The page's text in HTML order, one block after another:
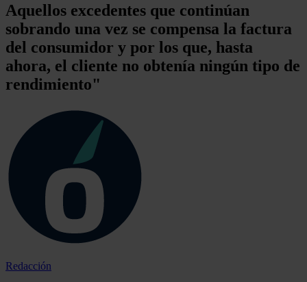
Aquellos excedentes que continúan
sobrando una vez se compensa la factura
del consumidor y por los que, hasta
ahora, el cliente no obtenía ningún tipo de
rendimiento"
Redacción